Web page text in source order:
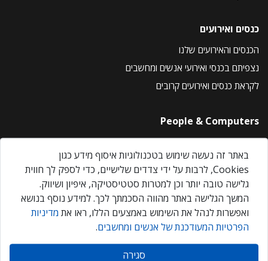
כנסים ואירועים
הכנסים והאירועים שלנו
נצפיתם בכנסי ואירועי אנשים ומחשבים
לקראת כנסים ואירועים קרובים
People & Computers
About Us
Privacy Policy
Contact Us
Our Events
אנשים ומחשבים © 2026 – כל הזכויות שמורות
באתר זה נעשה שימוש בטכנולוגיות איסוף מידע כגון
Cookies, לרבות על ידי צדדים שלישיים, כדי לספק לך חווית
גלישה טובה יותר וכן למטרות סטטיסטיקה, איפיון ושיווק.
המשך הגלישה באתר מהווה הסכמתך לכך. למידע נוסף בנושא
ואפשרות לנהל את השימוש באמצעים הללו, ראו את מדיניות
הפרטיות המעודכנת של אנשים ומחשבים.
סגירה